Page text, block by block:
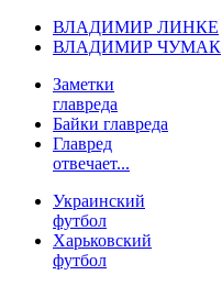
ВЛАДИМИР ЛИНКЕ
ВЛАДИМИР ЧУМАК
Заметки
главреда
Байки главреда
Главред
отвечает...
Украинский
футбол
Харьковский
футбол